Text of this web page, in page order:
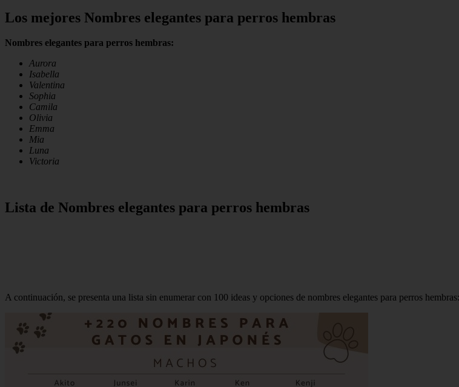
Los mejores Nombres elegantes para perros hembras
Nombres elegantes para perros hembras:
Aurora
Isabella
Valentina
Sophia
Camila
Olivia
Emma
Mia
Luna
Victoria
Lista de Nombres elegantes para perros hembras
A continuación, se presenta una lista sin enumerar con 100 ideas y opciones de nombres elegantes para perros hembras: